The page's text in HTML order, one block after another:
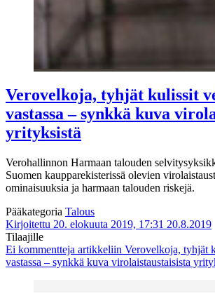
Verovelkoja, tyhjät kulissit
vastassa – synkkä kuva
yrityksistä
Verohallinnon Harmaan talouden
Suomen kaupparekisterissä olevien
ominaisuuksia ja harmaan talouden riskejä.
Pääkategoria Talous
Kirjoitettu 20. elokuuta 2019, 17:31 20.8.2019
Tilaajille
Ei kommentteja artikkeliin Verovelkoja, tyhjät
vastassa – synkkä kuva virolaistaustaisista